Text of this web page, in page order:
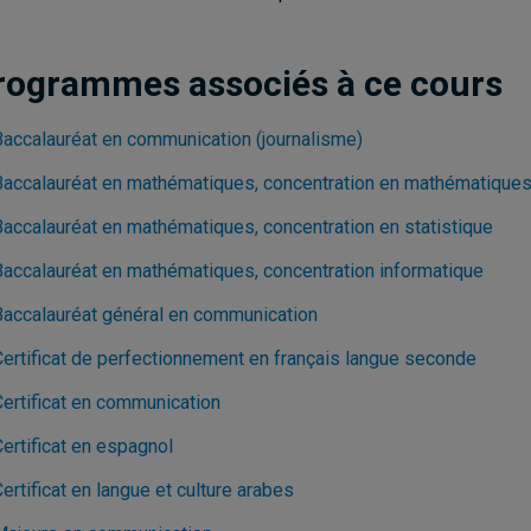
associés à ce cours
en communication (journalisme)
en mathématiques, concentration en mathématiques
en mathématiques, concentration en statistique
en mathématiques, concentration informatique
général en communication
de perfectionnement en français langue seconde
en communication
en espagnol
en langue et culture arabes